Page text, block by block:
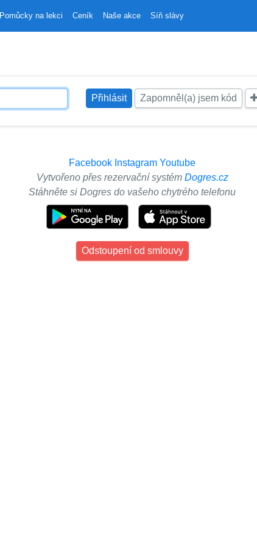
Pomůcky na lekci Ceník Naše akce Síň slávy
Zapomněl(a) jsem kód
Facebook Instagram Youtube
Vytvořeno přes rezervační systém Dogres.cz
Stáhněte si Dogres do vašeho chytrého telefonu
Odstoupení od smlouvy